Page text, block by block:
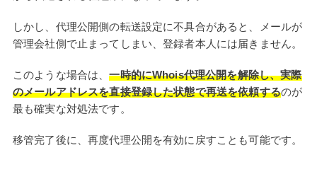
しかし、代理公開側の転送設定に不具合があると、メールが
管理会社側で止まってしまい、登録者本人には届きません。
このような場合は、一時的にWhois代理公開を解除し、実際
のメールアドレスを直接登録した状態で再送を依頼するのが
最も確実な対処法です。
移管完了後に、再度代理公開を有効に戻すことも可能です。